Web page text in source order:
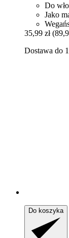
Do
Jako
35,99 zł
Dostawa do
Do koszyka